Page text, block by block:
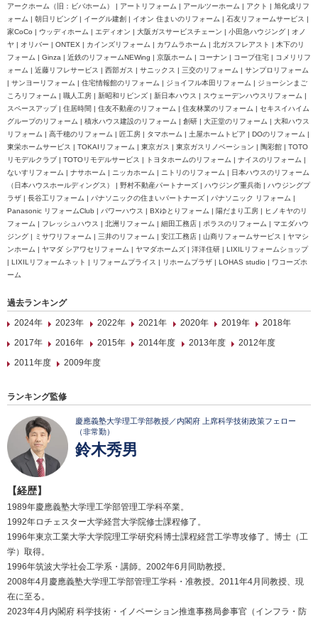
アークホーム（旧：ビバホーム） | アートリフォーム | アールツーホーム | アクト | 旭化成リフ
ォーム | 朝日リビング | イーグル建創 | イオン 住まいのリフォーム | 石友リフォームサービス |
家CoCo | ウッディホーム | エディオン | 大阪ガスサービスチェーン | 小田急ハウジング | オノ
ヤ | オリバー | ONTEX | カインズリフォーム | カワムラホーム | 北ガスフレアスト | 木下のリ
フォーム | Ginza | 近鉄のリフォームNEWing | 京阪ホーム | コーナン | コープ住宅 | コメリリフ
ォーム | 近藤リフレサービス | 西部ガス | サニックス | 三交のリフォーム | サンプロリフォーム
| サンヨーリフォーム | 住宅情報館のリフォーム | ジョイフル本田リフォーム | ジョーシンまご
ころリフォーム | 職人工房 | 新昭和リビンズ | 新日本ハウス | スウェーデンハウスリフォーム |
スペースアップ | 住居時間 | 住友不動産のリフォーム | 住友林業のリフォーム | セキスイハイム
グループのリフォーム | 積水ハウス建設のリフォーム | 創研 | 大正堂のリフォーム | 大和ハウス
リフォーム | 高千穂のリフォーム | 匠工房 | タマホーム | 土屋ホームトピア | DOのリフォーム |
東栄ホームサービス | TOKAIリフォーム | 東京ガス | 東京ガスリノベーション | 陶彩館 | TOTO
リモデルクラブ | TOTOリモデルサービス | トヨタホームのリフォーム | ナイスのリフォーム |
ないすリフォーム | ナサホーム | ニッカホーム | ニトリのリフォーム | 日本ハウスのリフォーム
（日本ハウスホールディングス） | 野村不動産パートナーズ | ハウジング重兵衛 | ハウジングプ
ラザ | 長谷工リフォーム | パナソニックの住まいパートナーズ | パナソニック リフォーム |
Panasonic リフォームClub | パワーハウス | BXゆとりフォーム | 陽だまり工房 | ヒノキヤのリ
フォーム | フレッシュハウス | 北洲リフォーム | 細田工務店 | ポラスのリフォーム | マエダハウ
ジング | ミサワリフォーム | 三井のリフォーム | 安江工務店 | 山商リフォームサービス | ヤマシ
ンホーム | ヤマダ シアワセリフォーム | ヤマダホームズ | 洋洋住研 | LIXILリフォームショップ
| LIXILリフォームネット | リフォームプライス | リホームプラザ | LOHAS studio | ワコーズホ
ーム
過去ランキング
2024年
2023年 2022年 2021年 2020年 2019年
2018年
2017年
2016年 2015年 2014年度 2013年度
2012年度
2011年度
2009年度
ランキング監修
慶應義塾大学理工学部教授／内閣府 上席科学技術政策フェロー
（非常勤）
鈴木秀男
【経歴】
1989年慶應義塾大学理工学部管理工学科卒業。
1992年ロチェスター大学経営大学院修士課程修了。
1996年東京工業大学大学院理工学研究科博士課程経営工学専攻修了。博士（工
学）取得。
1996年筑波大学社会工学系・講師。2002年6月同助教授。
2008年4月慶應義塾大学理工学部管理工学科・准教授。2011年4月同教授、現
在に至る。
2023年4月内閣府 科学技術・イノベーション推進事務局参事官（インフラ・防